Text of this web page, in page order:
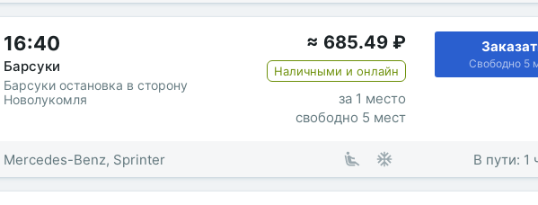
16:40
Барсуки
Барсуки остановка в сторону
Новолукомля
≈ 685.49 ₽
Наличными и онлайн
за 1 место
свободно 5 мест
Свободно 5
Mercedes-Benz, Sprinter В пути: 1